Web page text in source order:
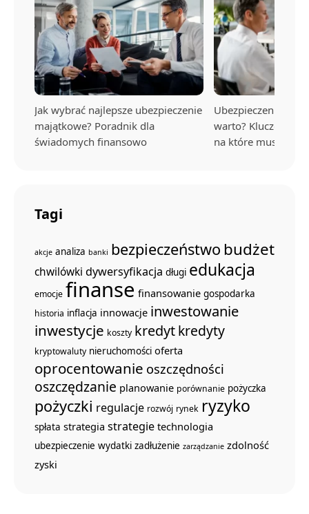
Jak wybrać najlepsze ubezpieczenie
majątkowe? Poradnik dla
świadomych finansowo
Ubezpieczenie na
warto? Kluczowe
na które musisz
Tagi
akcje analiza banki bezpieczeństwo budżet
chwilówki dywersyfikacja długi edukacja
emocje finanse finansowanie gospodarka
historia inflacja innowacje inwestowanie
inwestycje koszty kredytkredyty
kryptowaluty nieruchomości oferta
oprocentowanie oszczędności
oszczędzanie planowanie porównanie pożyczka
pożyczki regulacje rozwój rynek ryzyko
spłata strategia strategie technologia
ubezpieczenie wydatki zadłużenie zarządzanie zdolność
zyski